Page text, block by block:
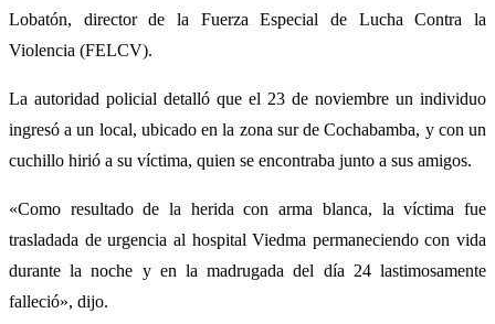
Lobatón, director de la Fuerza Especial de Lucha Contra la
Violencia (FELCV).
La autoridad policial detalló que el 23 de noviembre un individuo
ingresó a un local, ubicado en la zona sur de Cochabamba, y con un
cuchillo hirió a su víctima, quien se encontraba junto a sus amigos.
«Como resultado de la herida con arma blanca, la víctima fue
trasladada de urgencia al hospital Viedma permaneciendo con vida
durante la noche y en la madrugada del día 24 lastimosamente
falleció», dijo.